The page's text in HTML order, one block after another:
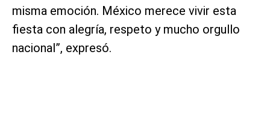
misma emoción. México merece vivir esta
fiesta con alegría, respeto y mucho orgullo
nacional”, expresó.